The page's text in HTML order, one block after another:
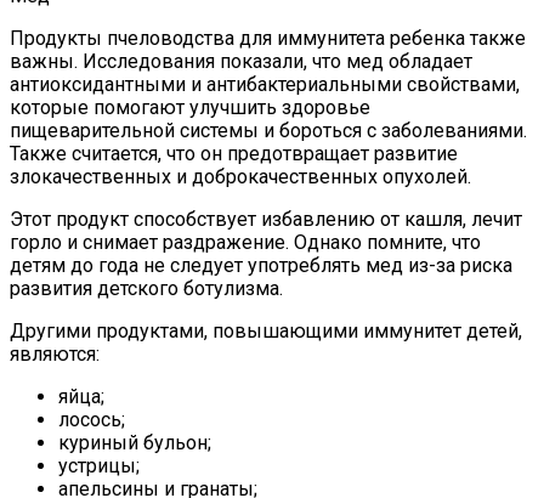
Продукты пчеловодства для иммунитета ребенка также
важны. Исследования показали, что мед обладает
антиоксидантными и антибактериальными свойствами,
которые помогают улучшить здоровье
пищеварительной системы и бороться с заболеваниями.
Также считается, что он предотвращает развитие
злокачественных и доброкачественных опухолей.
Этот продукт способствует избавлению от кашля, лечит
горло и снимает раздражение. Однако помните, что
детям до года не следует употреблять мед из-за риска
развития детского ботулизма.
Другими продуктами, повышающими иммунитет детей,
являются:
яйца;
лосось;
куриный бульон;
устрицы;
апельсины и гранаты;